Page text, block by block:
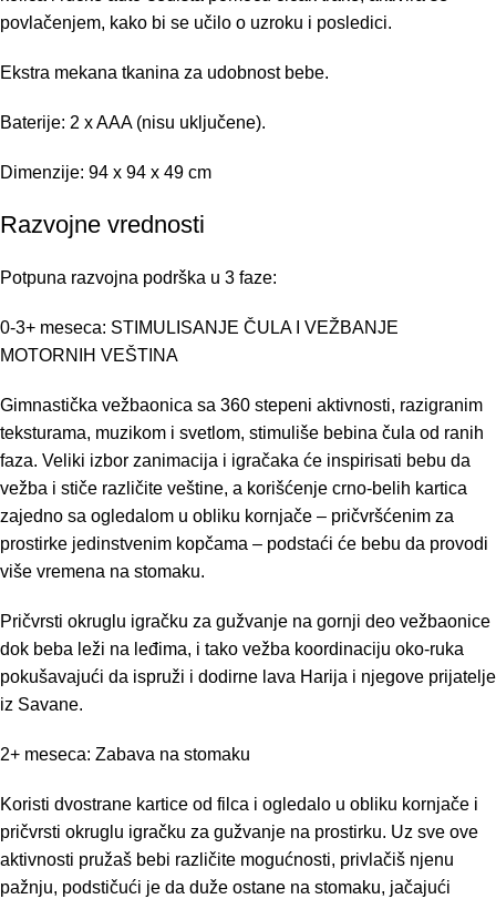
povlačenjem, kako bi se učilo o uzroku i posledici.
Ekstra mekana tkanina za udobnost bebe.
Baterije: 2 x AAA (nisu uključene).
Dimenzije: 94 x 94 x 49 cm
Razvojne vrednosti
Potpuna razvojna podrška u 3 faze:
0-3+ meseca: STIMULISANJE ČULA I VEŽBANJE
MOTORNIH VEŠTINA
Gimnastička vežbaonica sa 360 stepeni aktivnosti, razigranim
teksturama, muzikom i svetlom, stimuliše bebina čula od ranih
faza. Veliki izbor zanimacija i igračaka će inspirisati bebu da
vežba i stiče različite veštine, a korišćenje crno-belih kartica
zajedno sa ogledalom u obliku kornjače – pričvršćenim za
prostirke jedinstvenim kopčama – podstaći će bebu da provodi
više vremena na stomaku.
Pričvrsti okruglu igračku za gužvanje na gornji deo vežbaonice
dok beba leži na leđima, i tako vežba koordinaciju oko-ruka
pokušavajući da ispruži i dodirne lava Harija i njegove prijatelje
iz Savane.
2+ meseca: Zabava na stomaku
Koristi dvostrane kartice od filca i ogledalo u obliku kornjače i
pričvrsti okruglu igračku za gužvanje na prostirku. Uz sve ove
aktivnosti pružaš bebi različite mogućnosti, privlačiš njenu
pažnju, podstičući je da duže ostane na stomaku, jačajući